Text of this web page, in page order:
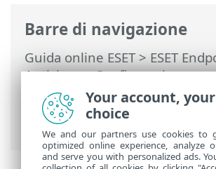
Barre di navigazione
Guida online ESET>ESET
Antivirus>Configurazione
Protezioni>Protezione client
Protezione caselle di posta
> Finestra di dialogo di
Your account,
choice
We and our partners use cookies to
optimized online experience, analyze
and serve you with personalized ads.